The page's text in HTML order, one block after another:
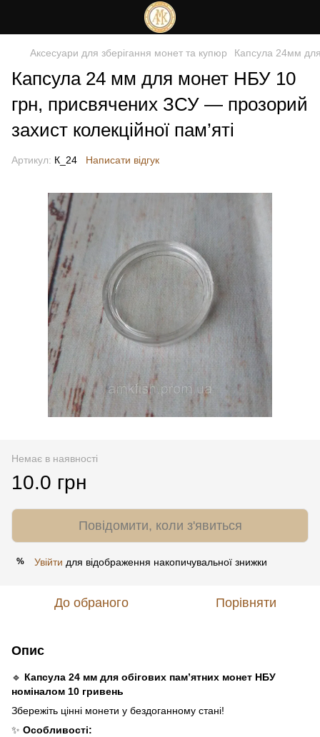
Аксесуари для зберігання монет та купюр Капсула 24мм
Капсула 24 мм для монет НБУ 10
грн, присвячених ЗСУ — прозорий
захист колекційної пам’яті
Артикул: К_24 Написати відгук
Немає в наявності
10.0 грн
Повідомити, коли з'явиться
% Увійти для відображення накопичувальної знижки
До обраного Порівняти
Опис
🔹 Капсула 24 мм для обігових пам’ятних монет НБУ
номіналом 10 гривень
Збережіть цінні монети у бездоганному стані!
✨ Особливості: